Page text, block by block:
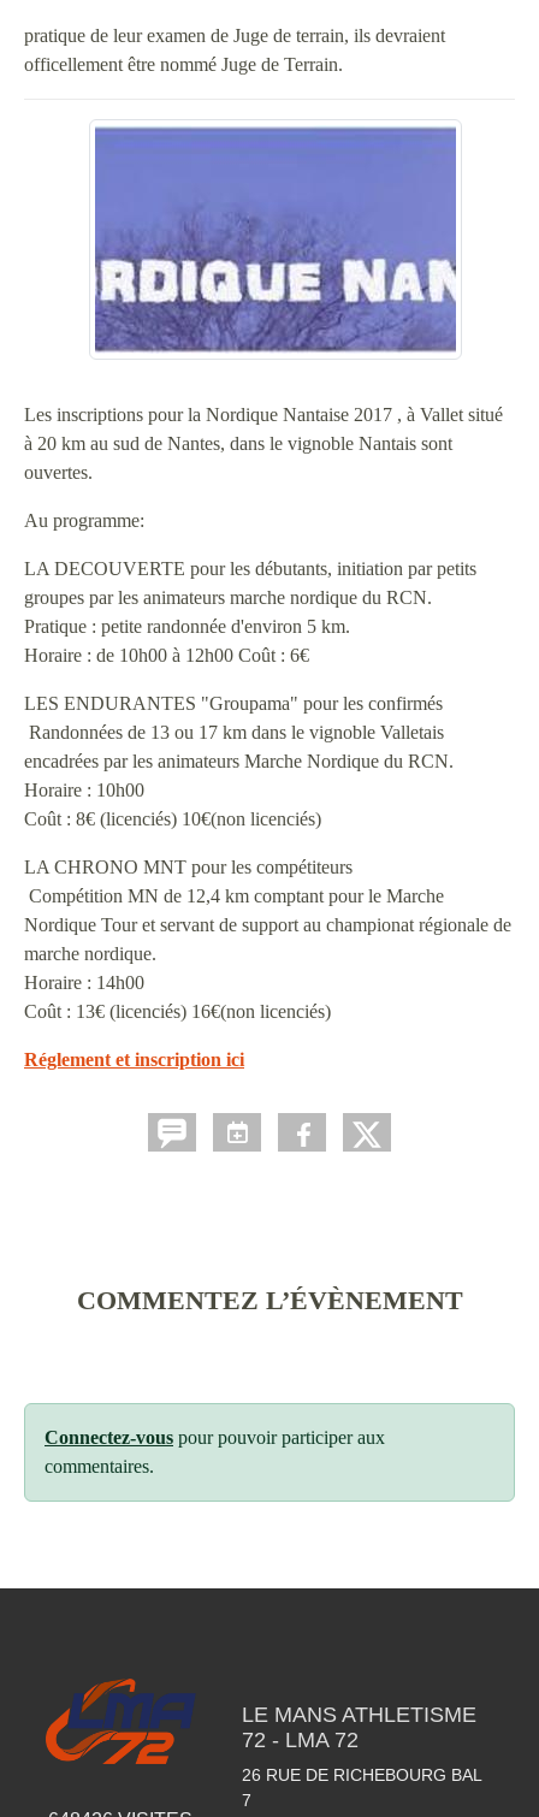
pratique de leur examen de Juge de terrain, ils devraient
officellement être nommé Juge de Terrain.
Les inscriptions pour la Nordique Nantaise 2017 , à Vallet situé
à 20 km au sud de Nantes, dans le vignoble Nantais sont
ouvertes.
Au programme:
LA DECOUVERTE pour les débutants, initiation par petits
groupes par les animateurs marche nordique du RCN.
Pratique : petite randonnée d'environ 5 km.
Horaire : de 10h00 à 12h00 Coût : 6€
LES ENDURANTES "Groupama" pour les confirmés
Randonnées de 13 ou 17 km dans le vignoble Valletais
encadrées par les animateurs Marche Nordique du RCN.
Horaire : 10h00
Coût : 8€ (licenciés) 10€(non licenciés)
LA CHRONO MNT pour les compétiteurs
Compétition MN de 12,4 km comptant pour le Marche
Nordique Tour et servant de support au championat régionale de
marche nordique.
Horaire : 14h00
Coût : 13€ (licenciés) 16€(non licenciés)
Réglement et inscription ici
COMMENTEZ L’ÉVÈNEMENT
Connectez-vous pour pouvoir participer aux
commentaires.
LE MANS ATHLETISME
72 - LMA 72
26 RUE DE RICHEBOURG BAL
7